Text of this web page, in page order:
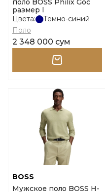
поло BOSS Philix Goc
размер l
Цвета:
Темно-синий
Поло
2 348 000 сум
BOSS
Мужское поло BOSS H-